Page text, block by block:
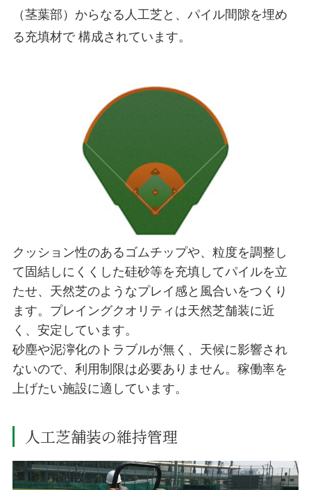
（茎葉部）からなる人工芝と、パイル間隙を埋め
る充填材で 構成されています。
クッション性のあるゴムチップや、粒度を調整し
て固結しにくくした硅砂等を充填してパイルを立
たせ、天然芝のようなプレイ感と風合いをつくり
ます。プレイングクオリティは天然芝舗装に近
く、安定しています。
砂塵や泥濘化のトラブルが無く、天候に影響され
ないので、利用制限は必要ありません。稼働率を
上げたい施設に適しています。
人工芝舗装の維持管理